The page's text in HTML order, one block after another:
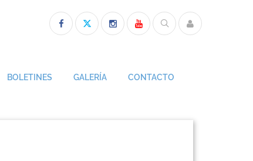
BOLETINES GALERÍA CONTACTO